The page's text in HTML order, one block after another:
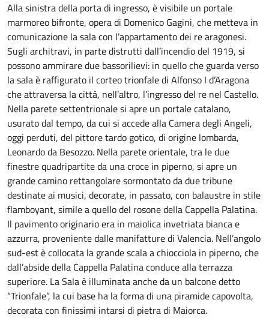
Alla sinistra della porta di ingresso, è visibile un portale
marmoreo bifronte, opera di Domenico Gagini, che metteva in
comunicazione la sala con l’appartamento dei re aragonesi.
Sugli architravi, in parte distrutti dall’incendio del 1919, si
possono ammirare due bassorilievi: in quello che guarda verso
la sala è raffigurato il corteo trionfale di Alfonso I d’Aragona
che attraversa la città, nell’altro, l’ingresso del re nel Castello.
Nella parete settentrionale si apre un portale catalano,
usurato dal tempo, da cui si accede alla Camera degli Angeli,
oggi perduti, del pittore tardo gotico, di origine lombarda,
Leonardo da Besozzo. Nella parete orientale, tra le due
finestre quadripartite da una croce in piperno, si apre un
grande camino rettangolare sormontato da due tribune
destinate ai musici, decorate, in passato, con balaustre in stile
flamboyant, simile a quello del rosone della Cappella Palatina.
Il pavimento originario era in maiolica invetriata bianca e
azzurra, proveniente dalle manifatture di Valencia. Nell’angolo
sud-est è collocata la grande scala a chiocciola in piperno, che
dall’abside della Cappella Palatina conduce alla terrazza
superiore. La Sala è illuminata anche da un balcone detto
“Trionfale”, la cui base ha la forma di una piramide capovolta,
decorata con finissimi intarsi di pietra di Maiorca.